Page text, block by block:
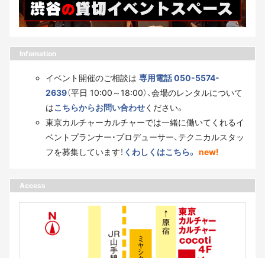
Infomation
イベント開催のご相談は 専用電話 050-5574-
2639（平日 10:00～18:00）、会場のレンタルについて
はこちらからお問い合わせください。
東京カルチャーカルチャーでは一緒に働いてくれるイ
ベントプランナー・プロデューサー、テクニカルスタッ
フを募集しています！ くわしくはこちら。 new!
Access